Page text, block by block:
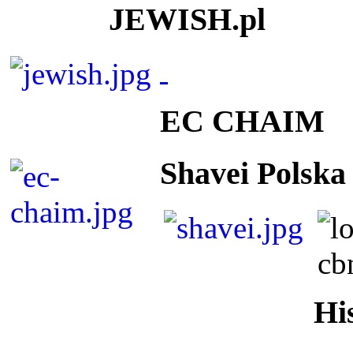
JEWISH.pl
EC CHAIM
Shavei Polska